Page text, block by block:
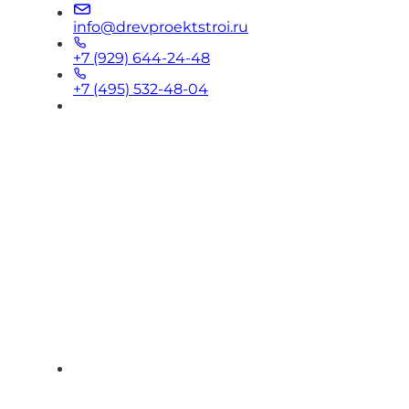
info@drevproektstroi.ru
+7 (929) 644-24-48
+7 (495) 532-48-04